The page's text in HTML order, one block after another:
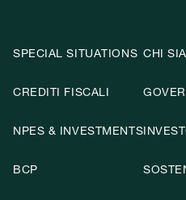
SPECIAL SITUATIONS
CREDITI FISCALI
NPES & INVESTMENTS
BCP
CHI